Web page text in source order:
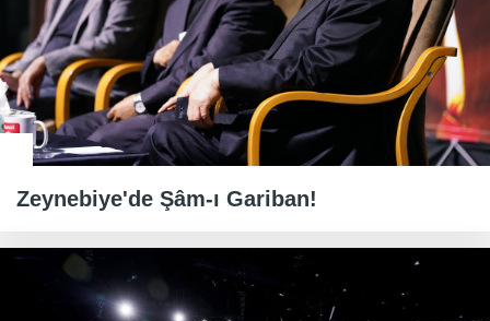
Zeynebiye'de Şâm-ı Gariban!